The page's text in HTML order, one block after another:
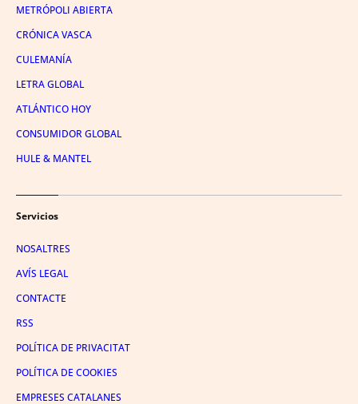
METRÓPOLI ABIERTA
CRÓNICA VASCA
CULEMANÍA
LETRA GLOBAL
ATLÁNTICO HOY
CONSUMIDOR GLOBAL
HULE & MANTEL
Servicios
NOSALTRES
AVÍS LEGAL
CONTACTE
RSS
POLÍTICA DE PRIVACITAT
POLÍTICA DE COOKIES
EMPRESES CATALANES